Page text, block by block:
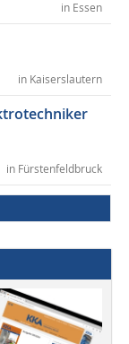
in Essen
in Kaiserslautern
in Fürstenfeldbruck